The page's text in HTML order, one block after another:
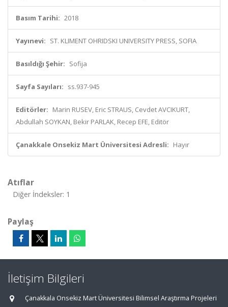
Basım Tarihi: 2018
Yayınevi: ST. KLIMENT OHRIDSKI UNIVERSITY PRESS, SOFIA
Basıldığı Şehir: Sofija
Sayfa Sayıları: ss.937-945
Editörler: Marin RUSEV, Eric STRAUS, Cevdet AVCIKURT,
Abdullah SOYKAN, Bekir PARLAK, Recep EFE, Editör
Çanakkale Onsekiz Mart Üniversitesi Adresli: Hayır
Atıflar
Diğer İndeksler: 1
Paylaş
İletişim Bilgileri
Çanakkala Onsekiz Mart Üniversitesi Bilimsel Araştırma Projeleri